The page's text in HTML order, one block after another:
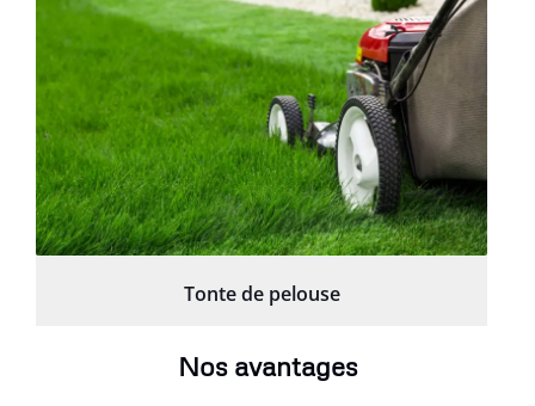
Tonte de pelouse
Nos avantages